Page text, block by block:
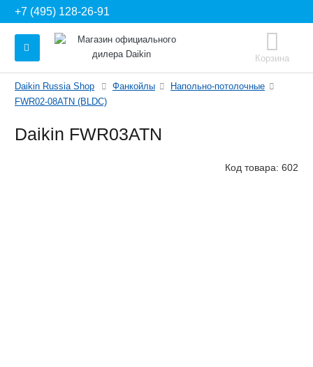
+7 (495) 128-26-91
Корзина
Daikin Russia Shop Фанкойлы
Напольно-потолочные
FWR02-08ATN (BLDC)
Daikin FWR03ATN
Код товара: 602